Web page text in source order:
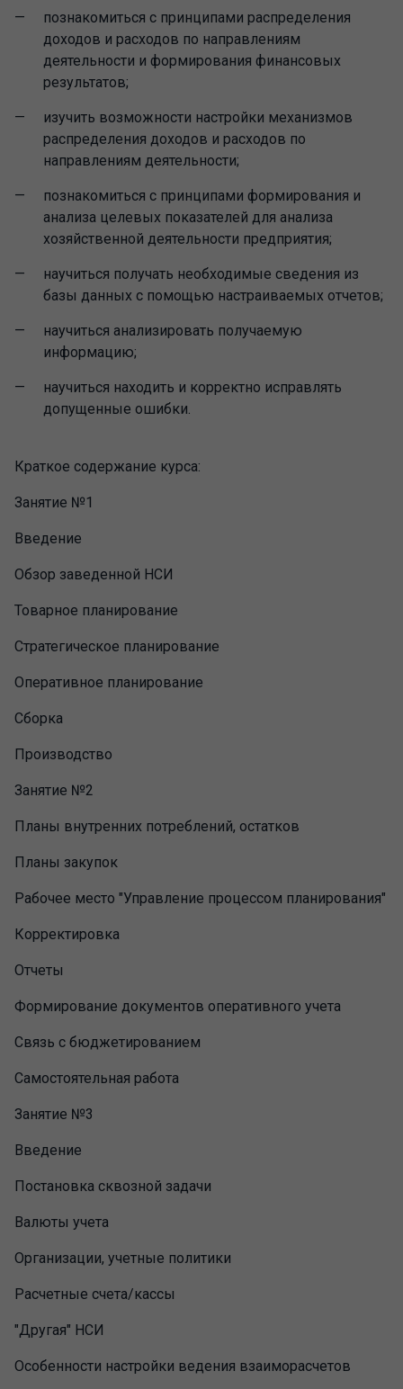
познакомиться с принципами распределения
доходов и расходов по направлениям
деятельности и формирования финансовых
результатов;
изучить возможности настройки механизмов
распределения доходов и расходов по
направлениям деятельности;
познакомиться с принципами формирования и
анализа целевых показателей для анализа
хозяйственной деятельности предприятия;
научиться получать необходимые сведения из
базы данных с помощью настраиваемых отчетов;
научиться анализировать получаемую
информацию;
научиться находить и корректно исправлять
допущенные ошибки.
Краткое содержание курса:
Занятие №1
Введение
Обзор заведенной НСИ
Товарное планирование
Стратегическое планирование
Оперативное планирование
Сборка
Производство
Занятие №2
Планы внутренних потреблений, остатков
Планы закупок
Рабочее место "Управление процессом планирования"
Корректировка
Отчеты
Формирование документов оперативного учета
Связь с бюджетированием
Самостоятельная работа
Занятие №3
Введение
Постановка сквозной задачи
Валюты учета
Организации, учетные политики
Расчетные счета/кассы
"Другая" НСИ
Особенности настройки ведения взаиморасчетов